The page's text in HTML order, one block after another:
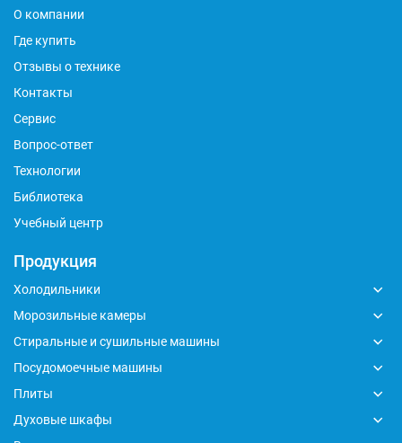
О компании
Где купить
Отзывы о технике
Контакты
Сервис
Вопрос-ответ
Технологии
Библиотека
Учебный центр
Продукция
Холодильники
Морозильные камеры
Стиральные и сушильные машины
Посудомоечные машины
Плиты
Духовые шкафы